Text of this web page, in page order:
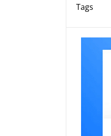
Tags